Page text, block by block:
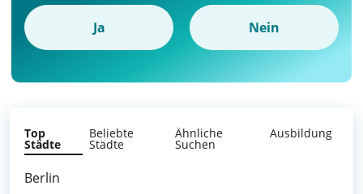
Ja Nein
Top
Städte
Beliebte
Städte
Ähnliche
Suchen
Ausbildung
Berlin